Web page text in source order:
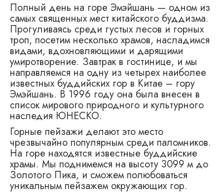
Полный день на горе Эмэйшань — одном из
самых священных мест китайского буддизма.
Прогуливаясь среди густых лесов и горных
троп, посетим несколько храмов, насладимся
видами, вдохновляющими и дарящими
умиротворение. Завтрак в гостинице, и мы
направляемся на одну из четырех наиболее
известных буддийских гор в Китае – гору
Эмэйшань. В 1996 году она была внесен в
список мирового природного и культурного
наследия ЮНЕСКО.
Горные пейзажи делают это место
чрезвычайно популярным среди паломников.
На горе находятся известные буддийские
храмы. Мы поднимемся на высоту 3099 м до
Золотого Пика, и сможем полюбоваться
уникальным пейзажем окружающих гор.